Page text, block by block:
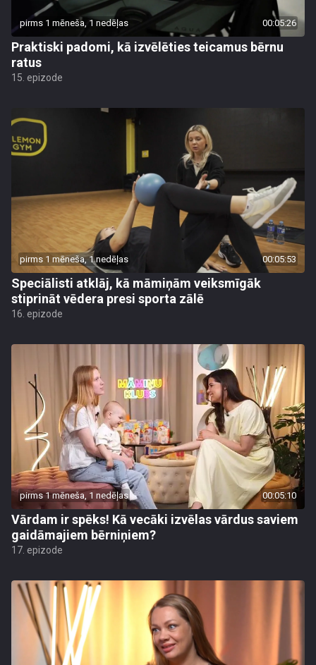
pirms 1 mēneša, 1 nedēļas 00:05:26
Praktiski padomi, kā izvēlēties teicamus bērnu
ratus
15. epizode
pirms 1 mēneša, 1 nedēļas 00:05:53
Speciālisti atklāj, kā māmiņām veiksmīgāk
stiprināt vēdera presi sporta zālē
16. epizode
pirms 1 mēneša, 1 nedēļas 00:05:10
Vārdam ir spēks! Kā vecāki izvēlas vārdus saviem
gaidāmajiem bērniņiem?
17. epizode